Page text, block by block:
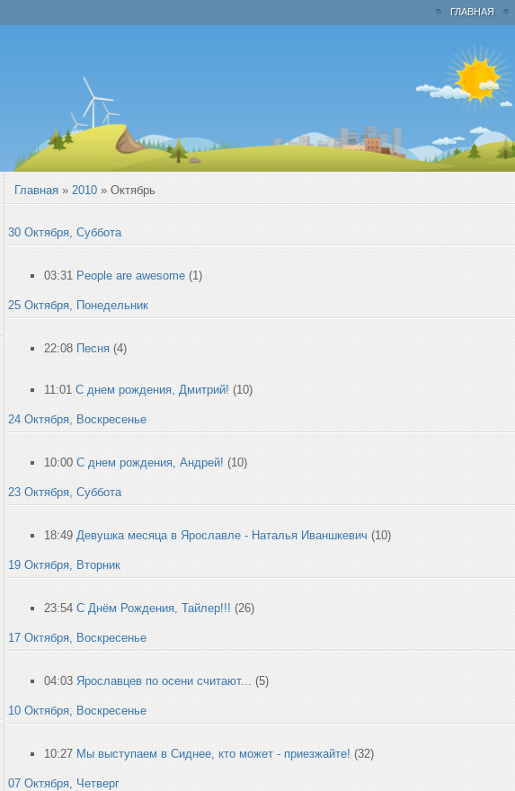
ГЛАВНАЯ
Главная »2010 » Октябрь
30 Октября, Суббота
03:31 People are awesome (1)
25 Октября, Понедельник
22:08 Песня (4)
11:01 С днем рождения, Дмитрий! (10)
24 Октября, Воскресенье
10:00 С днем рождения, Андрей! (10)
23 Октября, Суббота
18:49 Девушка месяца в Ярославле - Наталья Иваншкевич (10)
19 Октября, Вторник
23:54 С Днём Рождения, Тайлер!!! (26)
17 Октября, Воскресенье
04:03 Ярославцев по осени считают... (5)
10 Октября, Воскресенье
10:27 Мы выступаем в Сиднее, кто может - приезжайте! (32)
07 Октября, Четверг